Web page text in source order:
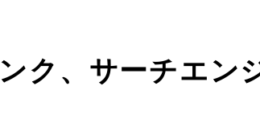
ク、サーチエン